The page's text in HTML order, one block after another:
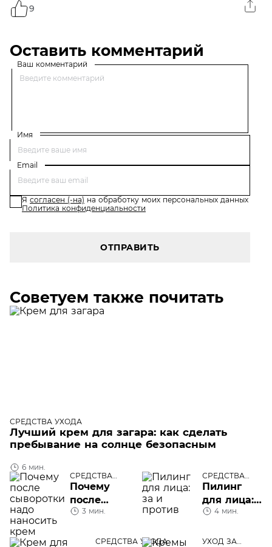
9
Оставить комментарий
Ваш комментарий
Имя
Email
Я согласен (-на) на обработку моих персональных данных
Политика конфиденциальности
ОТПРАВИТЬ
Советуем также почитать
СРЕДСТВА УХОДА
Лучший крем для загара: как сделать
пребывание на солнце безопасным
6 мин.
СРЕДСТВА
УХОДА
Почему
после
сыворотки
наносить
3 мин.
СРЕДСТВА
УХОДА
Пилинг
для лица:
за и4 мин.
СРЕДСТВА УХОДА
УХОД ЗА